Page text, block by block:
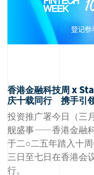
香港金融科技周 x
庆十载同行 携手引
投资推广署今日（三
舰盛事——香港金融
于二○二五年踏入十
三日至七日在香港会
行。